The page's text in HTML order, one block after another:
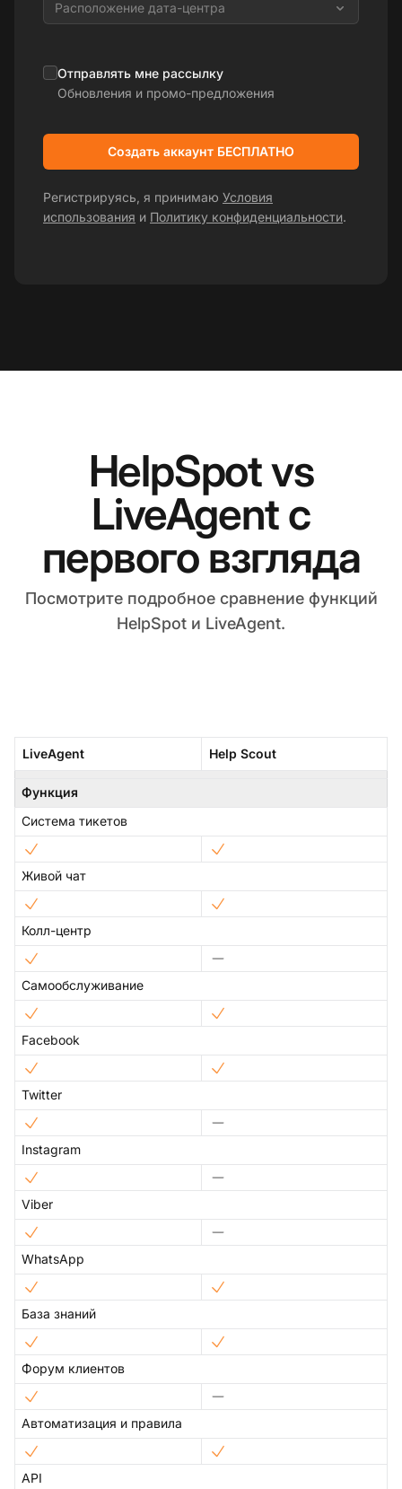
Расположение дата-центра
Отправлять мне рассылку
Обновления и промо-предложения
Создать аккаунт БЕСПЛАТНО
Регистрируясь, я принимаю Условия
использования и Политику конфиденциальности.
HelpSpot vs
LiveAgent с
первого взгляда
Посмотрите подробное сравнение функций
HelpSpot и LiveAgent.
LiveAgent Help Scout
Функция
Система тикетов
Живой чат
Колл-центр
Самообслуживание
Facebook
Twitter
Instagram
Viber
WhatsApp
База знаний
Форум клиентов
Автоматизация и правила
API